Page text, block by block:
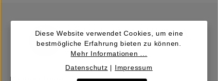
Diese Website verwendet Cookies, um eine
bestmögliche Erfahrung bieten zu können.
Mehr Informationen ...
Datenschutz | Impressum